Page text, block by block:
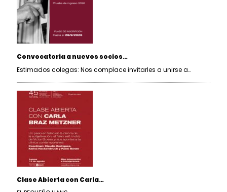
Convocatoria a nuevos socios…
Estimados colegas: Nos complace invitarles a unirse a…
Clase Abierta con Carla…